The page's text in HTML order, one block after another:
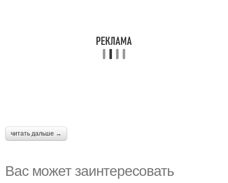
читать дальше →
Вас может заинтересовать